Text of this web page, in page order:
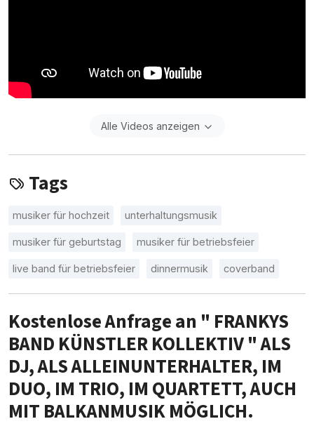
Alle Videos anzeigen
Tags
musiker für hochzeit unterhaltungsmusik
musiker für geburtstag musiker für betriebsfeier
live band für betriebsfeier dinnermusik coverband
Kostenlose Anfrage an " FRANKYS
BAND KÜNSTLER KOLLEKTIV " ALS
DJ, ALS ALLEINUNTERHALTER, IM
DUO, IM TRIO, IM QUARTETT, AUCH
MIT BALKANMUSIK MÖGLICH.